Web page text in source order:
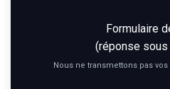
Formulaire
(réponse
Nous ne transmettons pas